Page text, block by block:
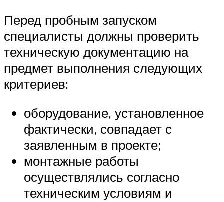
Перед пробным запуском
специалисты должны проверить
техническую документацию на
предмет выполнения следующих
критериев:
оборудование, установленное
фактически, совпадает с
заявленным в проекте;
монтажные работы
осуществлялись согласно
техническим условиям и